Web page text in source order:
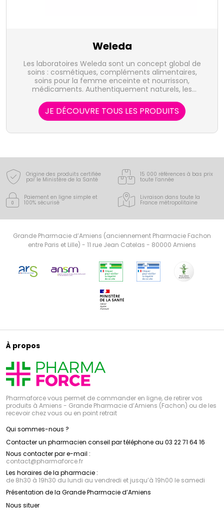
Weleda
Les laboratoires Weleda sont un concept global de
soins : cosmétiques, compléments alimentaires,
soins pour la femme enceinte et nourrisson,
médicaments. Authentiquement naturels, les
vives qui stimulent les capacités de régulation et de
régénération de l'organisme.
JE DÉCOUVRE TOUS LES PRODUITS
Origine des produits certifiée
par le Ministère de la Santé
15 000 références à bas prix
toute l’année
Paiement en ligne simple et
100% sécurisé
Livraison dans toute la
France métropolitaine
Grande Pharmacie d’Amiens (anciennement Pharmacie Fachon
entre Paris et Lille) - 11 rue Jean Catelas - 80000 Amiens
À propos
Pharmaforce vous permet de commander en ligne, de retirer vos
produits à Amiens - Grande Pharmacie d’Amiens (Fachon) ou de les
recevoir chez vous ou en point retrait
Qui sommes-nous ?
Contacter un pharmacien conseil par téléphone au 03 22 71 64 16
Nous contacter par e-mail :
contact@pharmaforce.fr
Les horaires de la pharmacie :
de 8h30 à 19h30 du lundi au vendredi et jusqu’à 19h00 le samedi
Présentation de la Grande Pharmacie d’Amiens
Nous situer